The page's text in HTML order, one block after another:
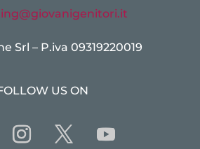
Srl – P.iva 09319220019
US ON